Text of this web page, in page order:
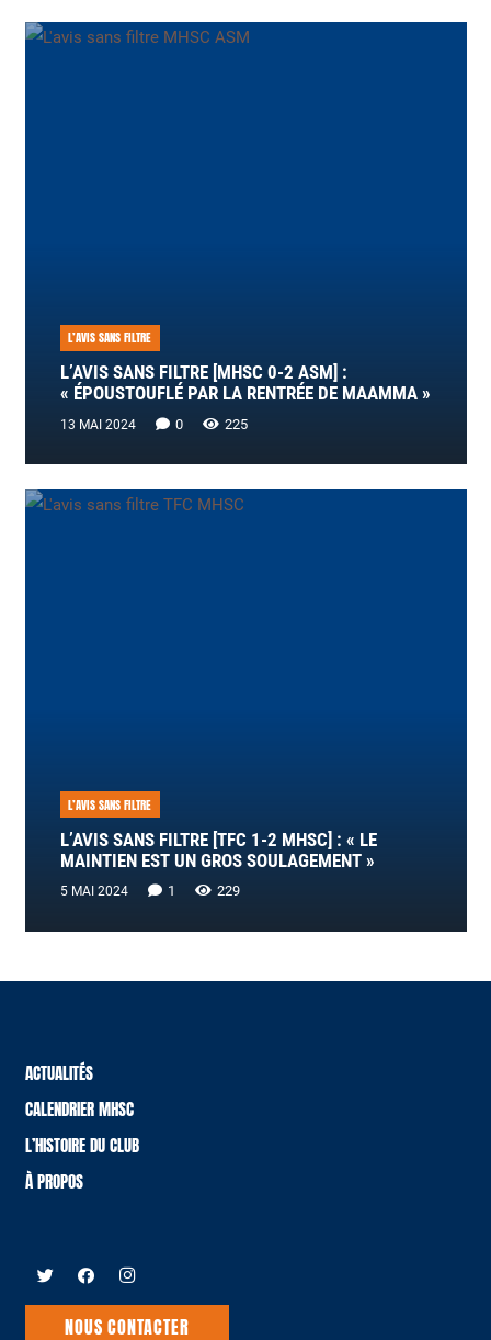
L’AVIS SANS FILTRE
L’AVIS SANS FILTRE [MHSC 0-2 ASM] :
« ÉPOUSTOUFLÉ PAR LA RENTRÉE DE MAAMMA »
13 MAI 2024 0 225
L’AVIS SANS FILTRE
L’AVIS SANS FILTRE [TFC 1-2 MHSC] : « LE
MAINTIEN EST UN GROS SOULAGEMENT »
5 MAI 2024 1 Commentaire
229
ACTUALITÉS
CALENDRIER MHSC
L’HISTOIRE DU CLUB
À PROPOS
NOUS CONTACTER